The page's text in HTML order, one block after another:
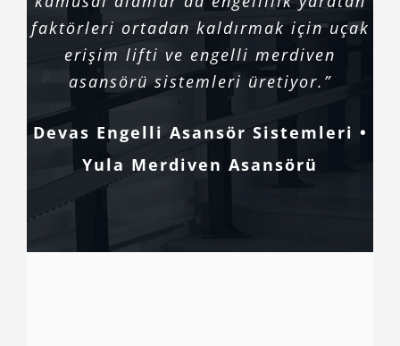
faktörleri ortadan kaldırmak için uçak
erişim lifti ve engelli merdiven
asansörü sistemleri üretiyor.”
Devas Engelli Asansör Sistemleri •
Yula Merdiven Asansörü